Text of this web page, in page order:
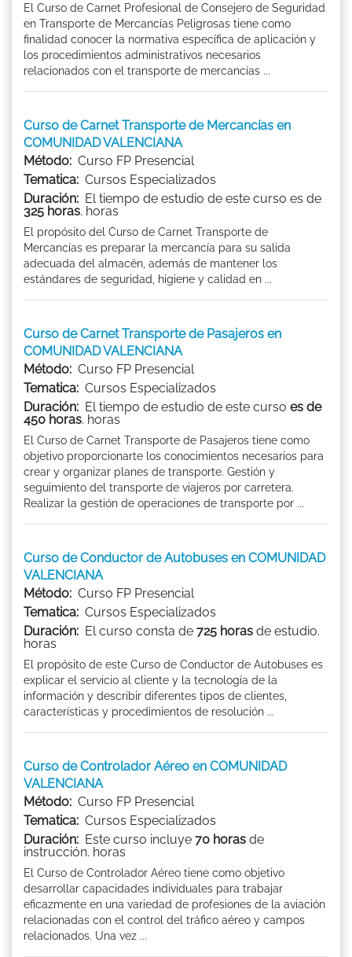
El Curso de Carnet Profesional de Consejero de Seguridad
en Transporte de Mercancías Peligrosas tiene como
finalidad conocer la normativa específica de aplicación y
los procedimientos administrativos necesarios
relacionados con el transporte de mercancías ...
Curso de Carnet Transporte de Mercancías en
COMUNIDAD VALENCIANA
Método: Curso FP Presencial
Tematica: Cursos Especializados
Duración: El tiempo de estudio de este curso es de
325 horas. horas
El propósito del Curso de Carnet Transporte de
Mercancías es preparar la mercancía para su salida
adecuada del almacén, además de mantener los
estándares de seguridad, higiene y calidad en ...
Curso de Carnet Transporte de Pasajeros en
COMUNIDAD VALENCIANA
Método: Curso FP Presencial
Tematica: Cursos Especializados
Duración: El tiempo de estudio de este curso es de
450 horas. horas
El Curso de Carnet Transporte de Pasajeros tiene como
objetivo proporcionarte los conocimientos necesarios para
crear y organizar planes de transporte. Gestión y
seguimiento del transporte de viajeros por carretera.
Realizar la gestión de operaciones de transporte por ...
Curso de Conductor de Autobuses en COMUNIDAD
VALENCIANA
Método: Curso FP Presencial
Tematica: Cursos Especializados
Duración: El curso consta de 725 horas de estudio.
horas
El propósito de este Curso de Conductor de Autobuses es
explicar el servicio al cliente y la tecnología de la
información y describir diferentes tipos de clientes,
características y procedimientos de resolución ...
Curso de Controlador Aéreo en COMUNIDAD
VALENCIANA
Método: Curso FP Presencial
Tematica: Cursos Especializados
Duración: Este curso incluye 70 horas de
instrucción. horas
El Curso de Controlador Aéreo tiene como objetivo
desarrollar capacidades individuales para trabajar
eficazmente en una variedad de profesiones de la aviación
relacionadas con el control del tráfico aéreo y campos
relacionados. Una vez ...